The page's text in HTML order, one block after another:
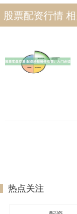
股票配资行情
热点关注